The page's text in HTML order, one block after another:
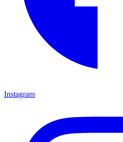
Instagram